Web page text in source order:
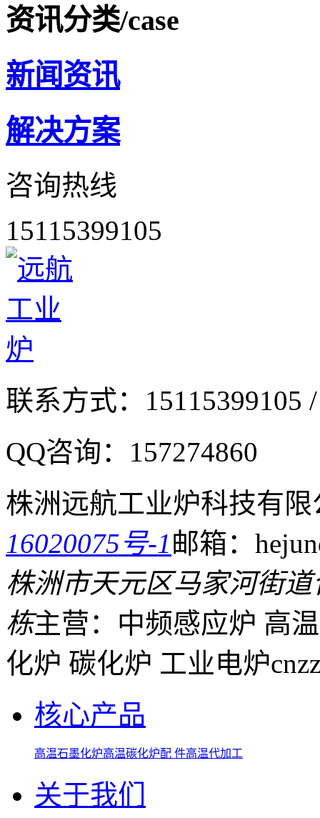
资讯分类/case
新闻资讯
解决方案
咨询热线
15115399105
联系方式： 15115399105
QQ咨询： 157274860
株洲远航工业炉科技有限
16020075号-1邮箱：
株洲市天元区马家河街
栋主营：中频感应炉 高
化炉 碳化炉 工业电炉
核心产品
高温石墨化炉高温碳化炉配 件高温代加工
关于我们